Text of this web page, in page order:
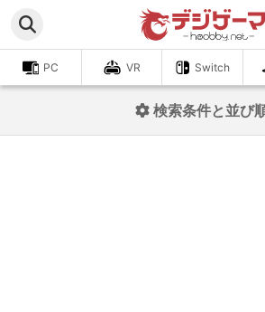
PC VR Switch
検索条件と並び